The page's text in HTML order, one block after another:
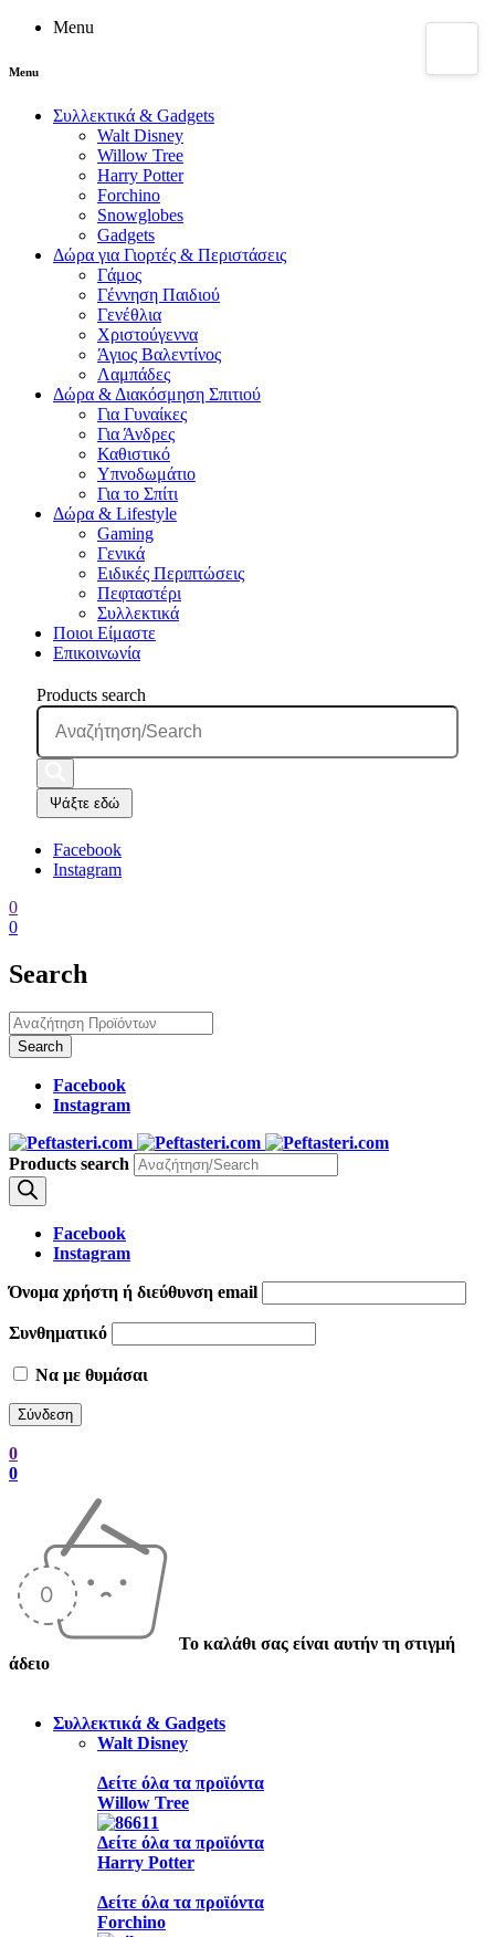
Menu
Menu
Συλλεκτικά & Gadgets
Walt Disney
Willow Tree
Harry Potter
Forchino
Snowglobes
Gadgets
Δώρα για Γιορτές & Περιστάσεις
Γάμος
Γέννηση Παιδιού
Γενέθλια
Χριστούγεννα
Άγιος Βαλεντίνος
Λαμπάδες
Δώρα & Διακόσμηση Σπιτιού
Για Γυναίκες
Για Άνδρες
Καθιστικό
Υπνοδωμάτιο
Για το Σπίτι
Δώρα & Lifestyle
Gaming
Γενικά
Ειδικές Περιπτώσεις
Πεφταστέρι
Συλλεκτικά
Ποιοι Είμαστε
Επικοινωνία
Products search
Ψάξτε εδώ
Facebook
Instagram
0
0
Search
Facebook
Instagram
Products search
Facebook
Instagram
Όνομα χρήστη ή διεύθυνση email
Συνθηματικό
Να με θυμάσαι
0
0
Το καλάθι σας είναι αυτήν τη στιγμή
άδειο
Συλλεκτικά & Gadgets
Walt Disney
Δείτε όλα τα προϊόντα
Willow Tree
Δείτε όλα τα προϊόντα
Harry Potter
Δείτε όλα τα προϊόντα
Forchino